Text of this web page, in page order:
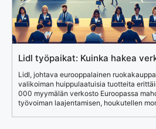
Lidl työpaikat: Kuinka hakea
Lidl, johtava eurooppalainen
valikoiman huippulaatuisia tuotteita
000 myymälän verkosto Euroopassa
työvoiman laajentamisen, houkutellen